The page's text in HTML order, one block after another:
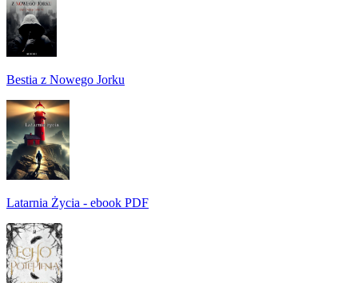
Bestia z Nowego Jorku
Latarnia Życia - ebook PDF